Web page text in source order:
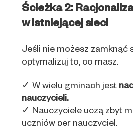
Ścieżka 2:
w istniejącej sieci
Jeśli nie możesz zamknąć
optymalizuj to, co masz.
✓ W wielu gminach jest
nauczycieli.
✓ Nauczyciele uczą zbyt